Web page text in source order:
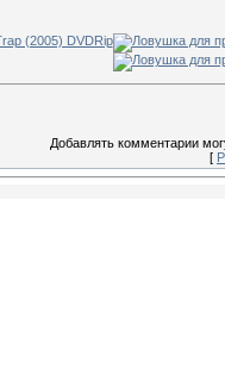
Добавлять комментарии
[